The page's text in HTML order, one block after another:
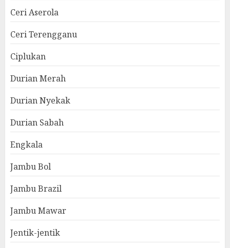
Ceri Aserola
Ceri Terengganu
Ciplukan
Durian Merah
Durian Nyekak
Durian Sabah
Engkala
Jambu Bol
Jambu Brazil
Jambu Mawar
Jentik-jentik